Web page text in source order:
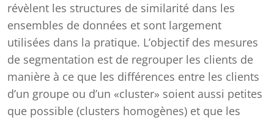
révèlent les structures de similarité dans les
ensembles de données et sont largement
utilisées dans la pratique. L’objectif des mesures
de segmentation est de regrouper les clients de
manière à ce que les différences entre les clients
d’un groupe ou d’un «cluster» soient aussi petites
que possible (clusters homogènes) et que les